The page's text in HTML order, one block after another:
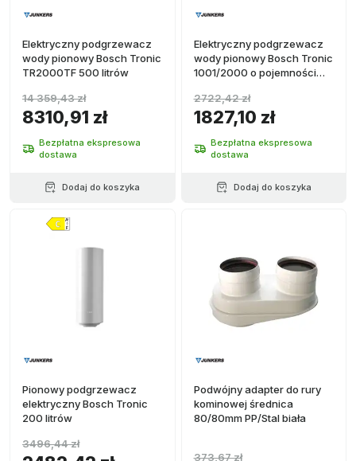
Elektryczny podgrzewacz
wody pionowy Bosch Tronic
TR2000TF 500 litrów
8310,91 zł
14 359,43 zł
Bezpłatna ekspresowa
dostawa
Dodaj do koszyka
Elektryczny podgrzewacz
wody pionowy Bosch Tronic
1001/2000 o pojemności
1827,10 zł
2722,42 zł
Bezpłatna ekspresowa
dostawa
Dodaj do koszyka
Pionowy podgrzewacz
elektryczny Bosch Tronic
200 litrów
3496,44 zł
Podwójny adapter do rury
kominowej średnica
80/80mm PP/Stal biała
373,67 zł